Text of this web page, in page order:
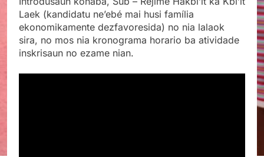
Laek (kandidatu ne’ebé mai husi família
ekonomikamente dezfavoresida) no nia lalaok
sira, no mos nia kronograma horario ba atividade
inskrisaun no ezame nian.